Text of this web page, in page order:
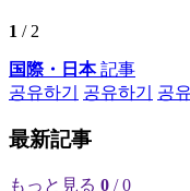
1 / 2
国際・日本記事
공유하기
공유하기 공
最新記事
もっと見る 0 / 0